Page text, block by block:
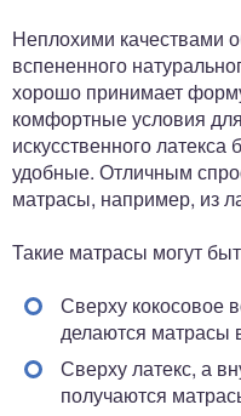
Неплохими качествами
вспененного
хорошо принимает
комфортные условия
искусственного
удобные. Отличным
матрасы, например, из
Такие матрасы могут
Сверху кокосовое
делаются матрасы
Сверху латекс, а
получаются